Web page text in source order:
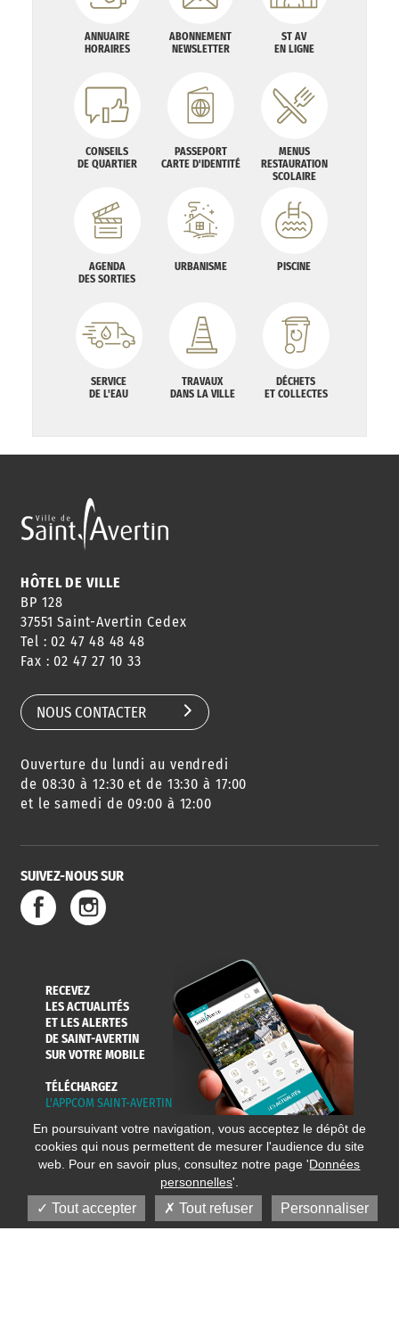
ANNUAIRE
HORAIRES
ABONNEMENT
NEWSLETTER
ST AV
EN LIGNE
CONSEILS
DE QUARTIER
PASSEPORT
CARTE D'IDENTITÉ
MENUS
RESTAURATION
SCOLAIRE
AGENDA
DES SORTIES
URBANISME PISCINE
SERVICE
DE L'EAU
TRAVAUX
DANS LA VILLE
DÉCHETS
ET COLLECTES
HÔTEL DE VILLE
BP 128
37551 Saint-Avertin Cedex
Tel : 02 47 48 48 48
Fax : 02 47 27 10 33
NOUS CONTACTER
Ouverture du lundi au vendredi
de 08:30 à 12:30 et de 13:30 à 17:00
et le samedi de 09:00 à 12:00
SUIVEZ-NOUS SUR
RECEVEZ
LES ACTUALITÉS
ET LES ALERTES
DE SAINT-AVERTIN
SUR VOTRE MOBILE
TÉLÉCHARGEZ
L'APPCOM SAINT-AVERTIN
En poursuivant votre navigation, vous acceptez le dépôt de
cookies qui nous permettent de mesurer l'audience du site
web. Pour en savoir plus, consultez notre page 'Données
personnelles'.
Tout accepter Tout refuser Personnaliser